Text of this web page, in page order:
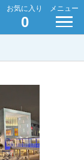
お気に入り
0
メニュー